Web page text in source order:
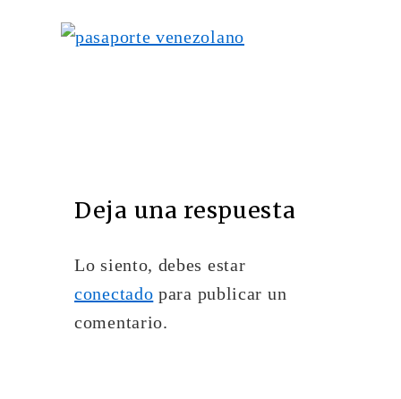
Deja una respuesta
Lo siento, debes estar
conectado para publicar un
comentario.